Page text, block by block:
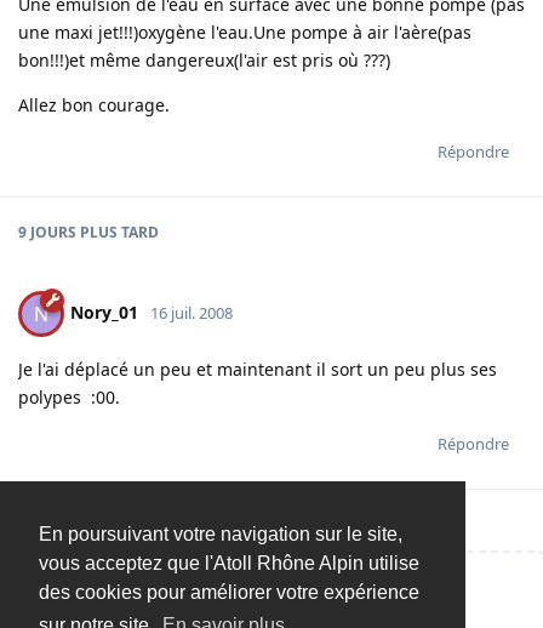
En poursuivant votre navigation sur le site,
vous acceptez que l'Atoll Rhône Alpin utilise
des cookies pour améliorer votre expérience
une maxi jet!!!)oxygène l'eau.Une pompe à air l'aère(pas
bon!!!)et même dangereux(l'air est pris où ???)
Allez bon courage.
Répondre
9 JOURS PLUS TARD
N Nory_01 16 juil. 2008
Je l'ai déplacé un peu et maintenant il sort un peu plus ses
polypes :00.
Répondre
Répondre…